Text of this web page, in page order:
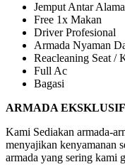
Jemput Antar
Free 1x Makan
Driver Profesional
Armada Nyaman
Reacleaning Seat /
Full Ac
Bagasi
ARMADA EKSKLUSIF
Kami Sediakan armada-
menyajikan kenyamanan
armada yang sering kami